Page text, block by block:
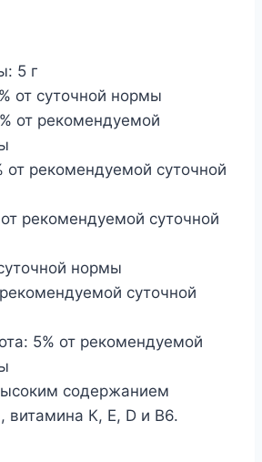
5 г
от суточной нормы
от рекомендуемой
от рекомендуемой суточной
рекомендуемой суточной
нормы
суточной
5% от рекомендуемой
содержанием
витамина К, Е, D и B6.